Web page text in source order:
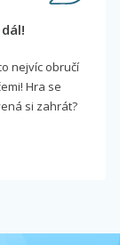
nejvíc obručí
Hra se
si zahrát?